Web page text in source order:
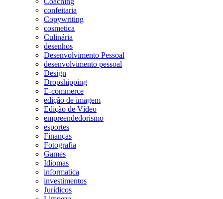
confeitaria
Copywriting
cosmetica
Culinária
desenhos
Desenvolvimento Pessoal
desenvolvimento pessoal
Design
Dropshipping
E-commerce
edição de imagem
Edição de Vídeo
empreendedorismo
esportes
Finanças
Fotografia
Games
Idiomas
informatica
investimentos
Jurídicos